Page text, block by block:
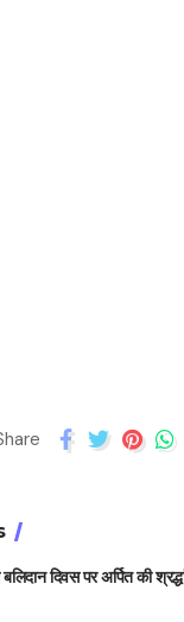
दिवस पर अर्पित की